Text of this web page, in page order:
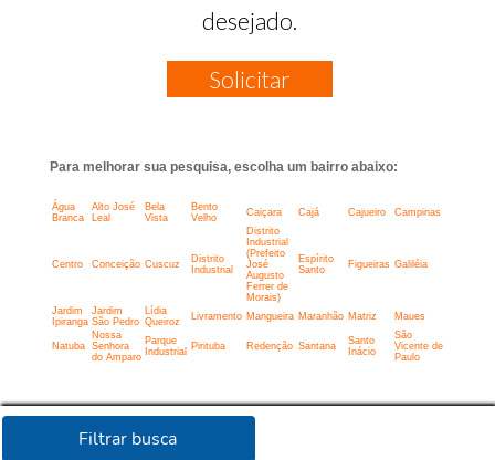
Filtrar busca
desejado.
Solicitar
Para melhorar sua pesquisa, escolha um bairro abaixo:
Água
Branca
Alto José
Leal
Bela
Vista
Bento
Velho
Caiçara Cajá Cajueiro Campinas
Centro Conceição Cuscuz
Distrito
Industrial
Distrito
Industrial
(Prefeito
José
Augusto
Ferrer de
Morais)
Espírito
Santo
Figueiras Galiléia
Jardim
Ipiranga
Jardim
São Pedro
Lídia
Queiroz
Livramento Mangueira Maranhão Matriz Maues
Natuba
Nossa
Senhora
do Amparo
Parque
Industrial
Pirituba Redenção Santana
Santo
Inácio
São
Vicente de
Paulo